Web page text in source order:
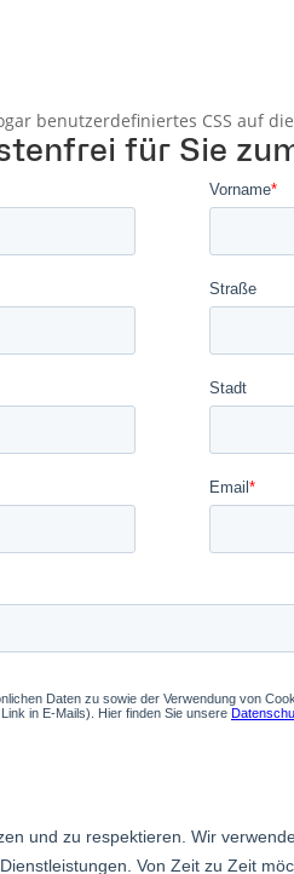
benutzerdefiniertes CSS auf
für Sie